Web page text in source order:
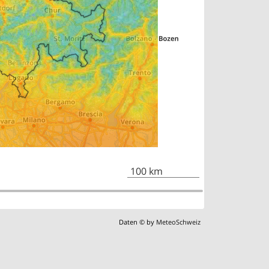
100 km
Daten © by MeteoSchweiz